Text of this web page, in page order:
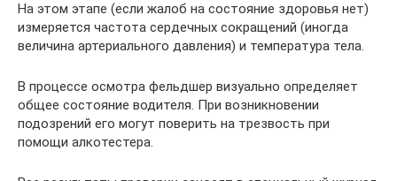
На этом этапе (если жалоб на состояние здоровья нет)
измеряется частота сердечных сокращений (иногда
величина артериального давления) и температура тела.
В процессе осмотра фельдшер визуально определяет
общее состояние водителя. При возникновении
подозрений его могут поверить на трезвость при
помощи алкотестера.